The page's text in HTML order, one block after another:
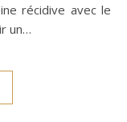
récidive avec le
un…